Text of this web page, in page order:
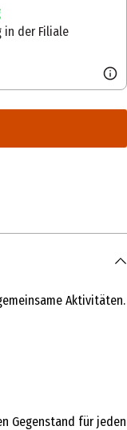
in der Filiale
Aktivitäten.
Gegenstand für jeden